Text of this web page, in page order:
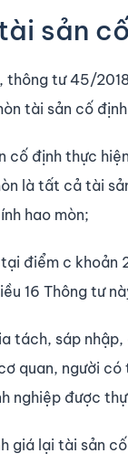
sản
thông tư 45/
tài sản cố định
cố định thực hiện
là tất cả tài
hao mòn;
điểm c khoản
16 Thông tư
tách, sáp
quan, người
nghiệp được
giá lại tài sản